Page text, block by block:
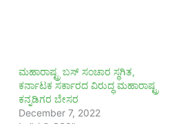
ಮಹಾರಾಷ್ಟ್ರ ಬಸ್​ ಸಂಚಾರ ಸ್ಥಗಿತ,
ಕರ್ನಾಟಕ ಸರ್ಕಾರದ ವಿರುದ್ಧ ಮಹಾರಾಷ್ಟ್ರ
ಕನ್ನಡಿಗರ ಬೇಸರ
December 7, 2022